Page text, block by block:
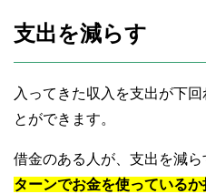
支出を減らす
入ってきた収入を支出が下
とができます。
借金のある人が、支出を減ら
ターンでお金を使っている